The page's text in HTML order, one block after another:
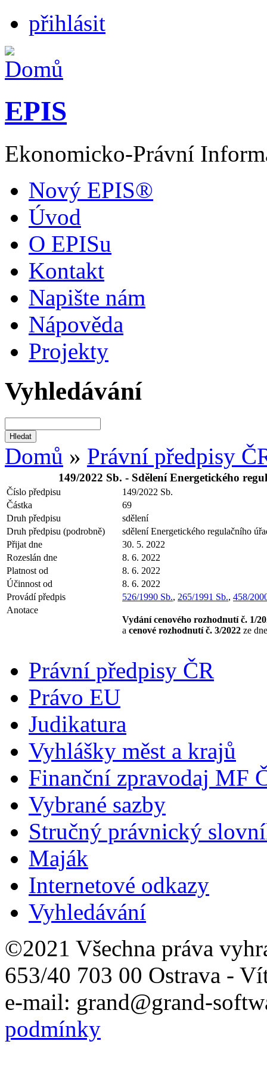
přihlásit
EPIS
Ekonomicko-Právní
Nový EPIS®
Úvod
O EPISu
Kontakt
Napište nám
Nápověda
Projekty
Vyhledávání
Domů » Právní předpisy
149/2022 Sb. - Sdělení Energetického
Číslo předpisu
149/2022 Sb.
Částka
69
Druh předpisu
sdělení
Druh předpisu (podrobně)
sdělení Energetického regulačního
Přijat dne
30. 5. 2022
Rozeslán dne
8. 6. 2022
Platnost od
8. 6. 2022
Účinnost od
8. 6. 2022
Provádí předpis
526/1990 Sb., 265/1991 Sb., 458/
Anotace
Vydání cenového rozhodnutí č. 1/
a cenové rozhodnutí č. 3/2022 ze
Právní předpisy ČR
Právo EU
Judikatura
Vyhlášky měst a krajů
Finanční zpravodaj MF
Vybrané sazby
Stručný právnický
Maják
Internetové odkazy
Vyhledávání
©2021 Všechna práva
653/40 703 00 Ostrava -
e-mail: grand@grand-
podmínky